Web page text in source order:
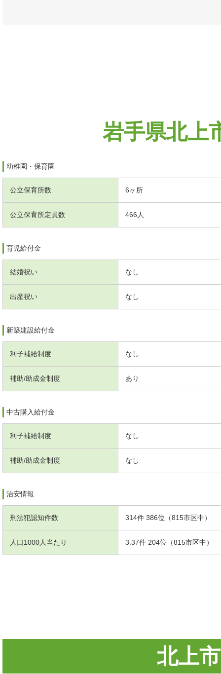
岩手県北上
幼稚園・保育園
公立保育所数 6ヶ所
公立保育所定員数 466人
育児給付金
結婚祝い なし
出産祝い なし
新築建設給付金
利子補給制度 なし
補助/助成金制度 あり
中古購入給付金
利子補給制度 なし
補助/助成金制度 なし
治安情報
刑法犯認知件数 314件 386位（815市区中）
人口1000人当たり 3.37件 204位（815市区中）
北上